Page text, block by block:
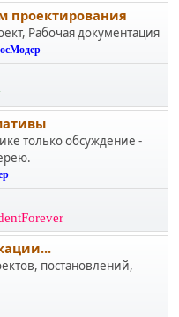
проектирования
Рабочая документация
только обсуждение -
постановлений,